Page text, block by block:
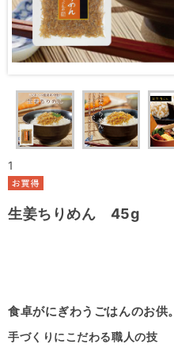
生姜ちりめん 45g
食卓がにぎわうごはんのお供。
手づくりにこだわる職人の技
1